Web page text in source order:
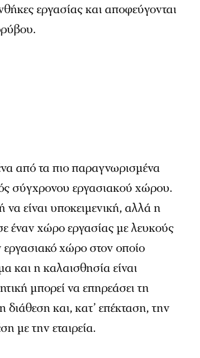
εργασίας και αποφεύγονται
από τα πιο παραγνωρισµένα
σύγχρονου εργασιακού χώρου.
να είναι υποκειµενική, αλλά η
έναν χώρο εργασίας µε λευκούς
εργασιακό χώρο στον οποίο
και η καλαισθησία είναι
µπορεί να επηρεάσει τη
διάθεση και, κατ’ επέκταση, την
µε την εταιρεία.